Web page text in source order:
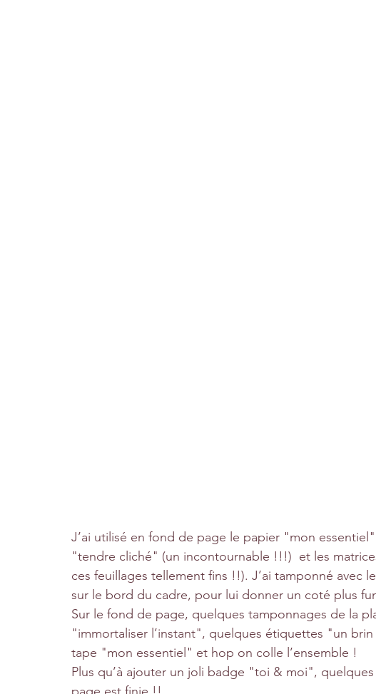
J’ai utilisé en fond de page le papier "mon
"tendre cliché" (un incontournable !!!)  et les
ces feuillages tellement fins !!). J’ai tamponné avec
sur le bord du cadre, pour lui donner un coté plus
Sur le fond de page, quelques tamponnages de la
"immortaliser l’instant", quelques étiquettes "un
tape "mon essentiel" et hop on colle l’ensemble !
Plus qu’à ajouter un joli badge "toi & moi",